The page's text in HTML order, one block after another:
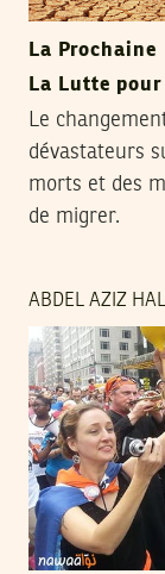
La
La Lutte
Le
dévastateurs
morts et des
de migrer.
ABDEL AZIZ HALI